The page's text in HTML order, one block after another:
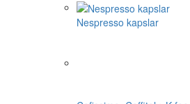
Nespresso kapslar